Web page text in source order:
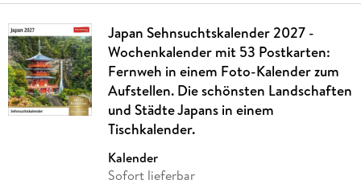
Japan Sehnsuchtskalender 2027 -
Wochenkalender mit 53 Postkarten:
Fernweh in einem Foto-Kalender zum
Aufstellen. Die schönsten Landschaften
und Städte Japans in einem
Tischkalender.
Kalender
Sofort lieferbar